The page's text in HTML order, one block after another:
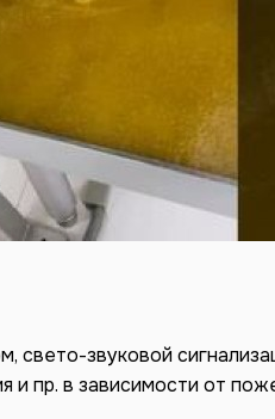
свето-звуковой
и пр. в зависимости от